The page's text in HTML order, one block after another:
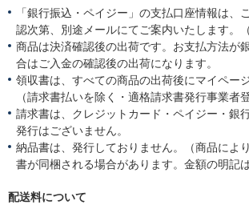
「銀行振込・ペイジー」の支払口座情報は、
認次第、別途メールにてご案内いたします。
商品は決済確認後の出荷です。お支払方法が
合はご入金の確認後の出荷になります。
領収書は、すべての商品の出荷後にマイペー
（請求書払いを除く・適格請求書発行事業者
請求書は、クレジットカード・ペイジー・銀
発行はございません。
納品書は、発行しておりません。（商品によ
書が同梱される場合があります。金額の明記
配送料について